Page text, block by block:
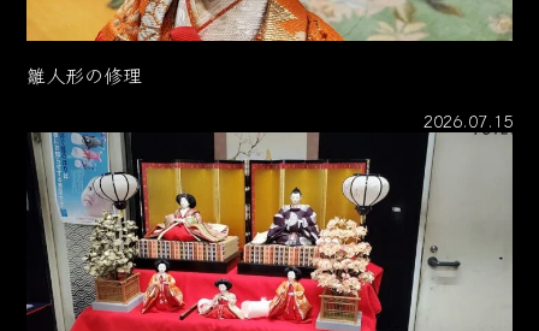
雛人形の修理
2026.07.15